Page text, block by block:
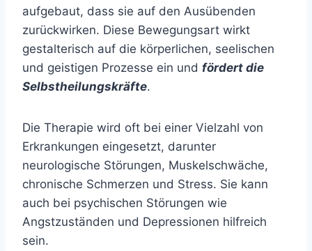
aufgebaut, dass sie auf den Ausübenden
zurückwirken. Diese Bewegungsart wirkt
gestalterisch auf die körperlichen, seelischen
und geistigen Prozesse ein und fördert die
Selbstheilungskräfte.
Die Therapie wird oft bei einer Vielzahl von
Erkrankungen eingesetzt, darunter
neurologische Störungen, Muskelschwäche,
chronische Schmerzen und Stress. Sie kann
auch bei psychischen Störungen wie
Angstzuständen und Depressionen hilfreich
sein.